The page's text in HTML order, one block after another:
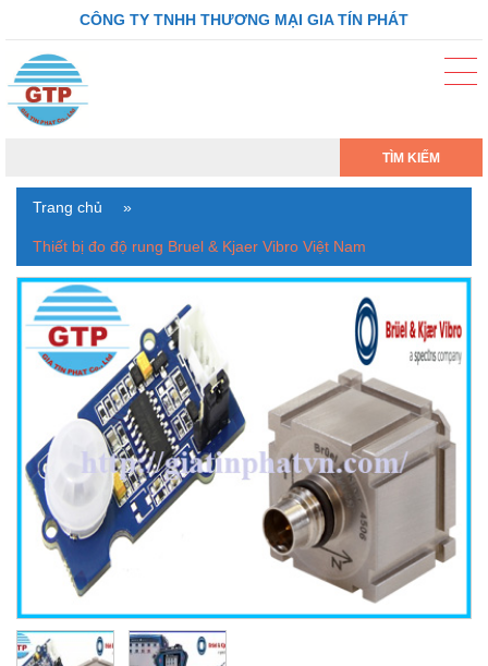
CÔNG TY TNHH THƯƠNG MẠI GIA TÍN PHÁT
TÌM KIẾM
Trang chủ »
Thiết bị đo độ rung Bruel & Kjaer Vibro Việt Nam